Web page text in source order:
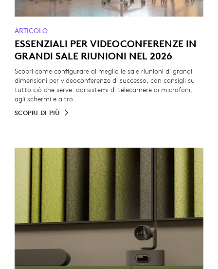
ARTICOLO
ESSENZIALI PER VIDEOCONFERENZE IN
GRANDI SALE RIUNIONI NEL 2026
Scopri come configurare al meglio le sale riunioni di grandi
dimensioni per videoconferenze di successo, con consigli su
tutto ciò che serve: dai sistemi di telecamere ai microfoni,
agli schermi e altro.
SCOPRI DI PIÙ